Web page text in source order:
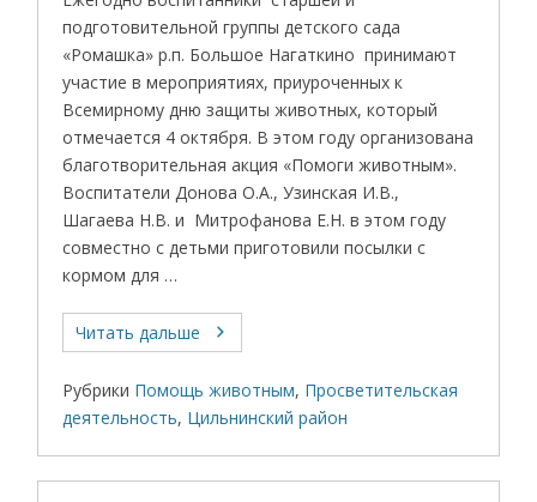
подготовительной группы детского сада
«Ромашка» р.п. Большое Нагаткино принимают
участие в мероприятиях, приуроченных к
Всемирному дню защиты животных, который
отмечается 4 октября. В этом году организована
благотворительная акция «Помоги животным».
Воспитатели Донова О.А., Узинская И.В.,
Шагаева Н.В. и Митрофанова Е.Н. в этом году
совместно с детьми приготовили посылки с
кормом для …
Читать дальше
Рубрики Помощь животным, Просветительская
деятельность, Цильнинский район